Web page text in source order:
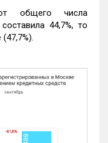
общего числа
44,7%, то